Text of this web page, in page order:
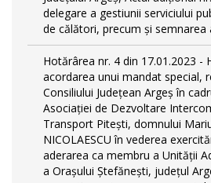
delegare a gestiunii serviciului
de călători, precum și semnarea
Hotărârea nr. 4 din 17.01.2023 -
acordarea unui mandat special,
Consiliului Județean Argeș în
Asociației de Dezvoltare
Transport Pitești, domnului
NICOLAESCU în vederea
aderarea ca membru a Unității
a Orașului Ștefănești, județul